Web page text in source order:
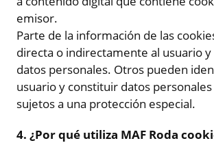
emisor.
Parte de la información de las
directa o indirectamente al usuario
datos personales. Otros pueden
usuario y constituir datos
sujetos a una protección especial.
4. ¿Por qué utiliza MAF Roda